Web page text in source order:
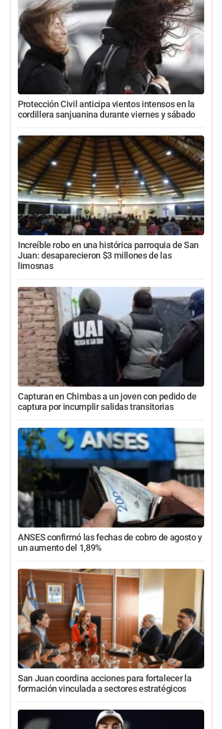
Protección Civil anticipa vientos intensos en la
cordillera sanjuanina durante viernes y sábado
Increíble robo en una histórica parroquia de San
Juan: desaparecieron $3 millones de las
limosnas
Capturan en Chimbas a un joven con pedido de
captura por incumplir salidas transitorias
ANSES confirmó las fechas de cobro de agosto y
un aumento del 1,89%
San Juan coordina acciones para fortalecer la
formación vinculada a sectores estratégicos